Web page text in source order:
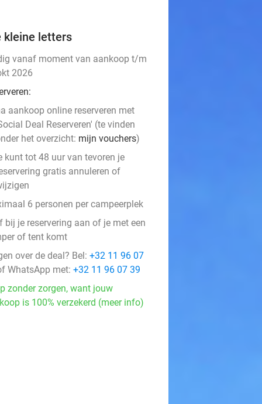
kleine letters
vanaf moment van aankoop t/m
2026
aankoop online reserveren met
Deal Reserveren' (te vinden
het overzicht: mijn vouchers)
kunt tot 48 uur van tevoren je
gratis annuleren of
6 personen per campeerplek
bij je reservering aan of je met een
of tent komt
over de deal? Bel: +32 11 96 07
WhatsApp met: +32 11 96 07 39
zonder zorgen, want jouw
is 100% verzekerd (meer info)